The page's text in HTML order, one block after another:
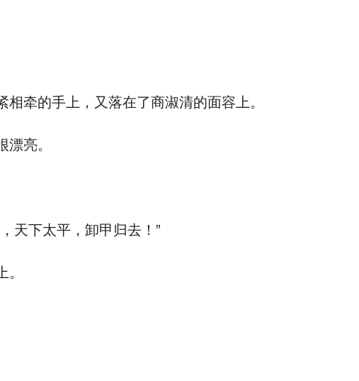
牵的手上，又落在了商淑清的面容上。
亮。
天下太平，卸甲归去！”